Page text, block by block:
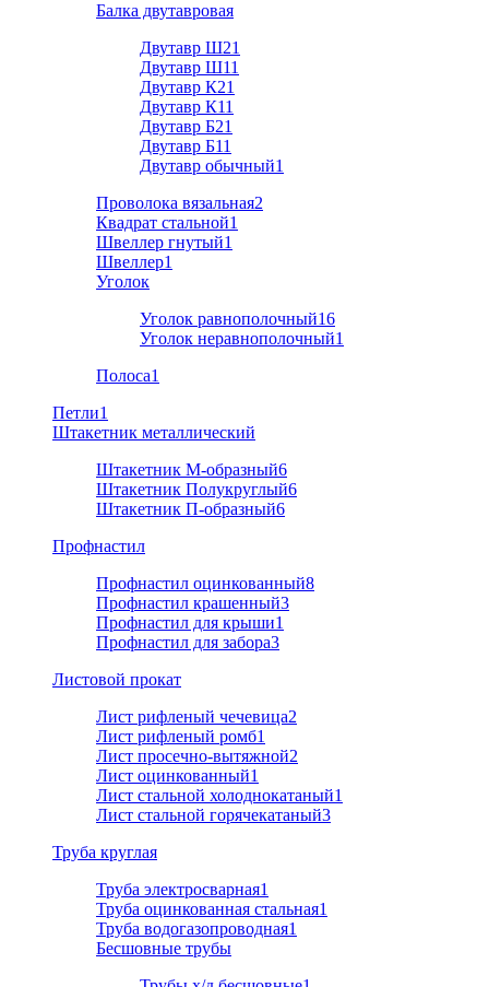
Балка двутавровая
Двутавр Ш21
Двутавр Ш11
Двутавр К21
Двутавр К11
Двутавр Б21
Двутавр Б11
Двутавр обычный1
Проволока вязальная2
Квадрат стальной1
Швеллер гнутый1
Швеллер1
Уголок
Уголок равнополочный16
Уголок неравнополочный1
Полоса1
Петли1
Штакетник металлический
Штакетник М-образный6
Штакетник Полукруглый6
Штакетник П-образный6
Профнастил
Профнастил оцинкованный8
Профнастил крашенный3
Профнастил для крыши1
Профнастил для забора3
Листовой прокат
Лист рифленый чечевица2
Лист рифленый ромб1
Лист просечно-вытяжной2
Лист оцинкованный1
Лист стальной холоднокатаный1
Лист стальной горячекатаный3
Труба круглая
Труба электросварная1
Труба оцинкованная стальная1
Труба водогазопроводная1
Бесшовные трубы